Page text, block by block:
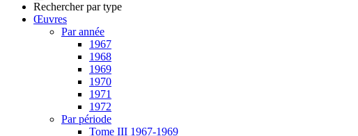
Rechercher par type
Œuvres
Par année
1967
1968
1969
1970
1971
1972
Par période
Tome III 1967-1969